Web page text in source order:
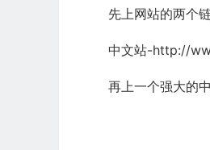
先上网站的两个
中文站-http://
再上一个强大的